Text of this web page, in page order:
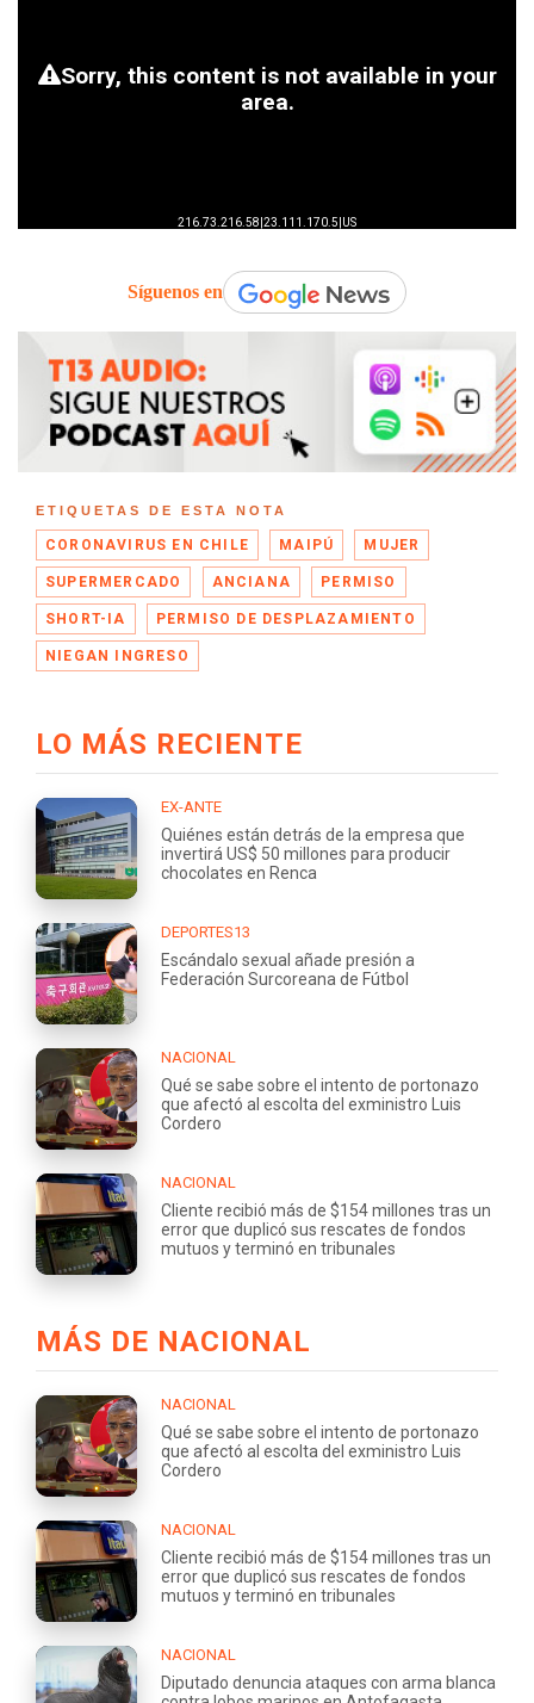
Síguenos en
ETIQUETAS DE ESTA NOTA
CORONAVIRUS EN CHILE MAIPÚ MUJER
SUPERMERCADO ANCIANA PERMISO
SHORT-IA PERMISO DE DESPLAZAMIENTO
NIEGAN INGRESO
LO MÁS RECIENTE
EX-ANTE
Quiénes están detrás de la empresa que
invertirá US$ 50 millones para producir
chocolates en Renca
DEPORTES13
Escándalo sexual añade presión a
Federación Surcoreana de Fútbol
NACIONAL
Qué se sabe sobre el intento de portonazo
que afectó al escolta del exministro Luis
Cordero
NACIONAL
Cliente recibió más de $154 millones tras un
error que duplicó sus rescates de fondos
mutuos y terminó en tribunales
MÁS DE NACIONAL
NACIONAL
Qué se sabe sobre el intento de portonazo
que afectó al escolta del exministro Luis
Cordero
NACIONAL
Cliente recibió más de $154 millones tras un
error que duplicó sus rescates de fondos
mutuos y terminó en tribunales
NACIONAL
Diputado denuncia ataques con arma blanca